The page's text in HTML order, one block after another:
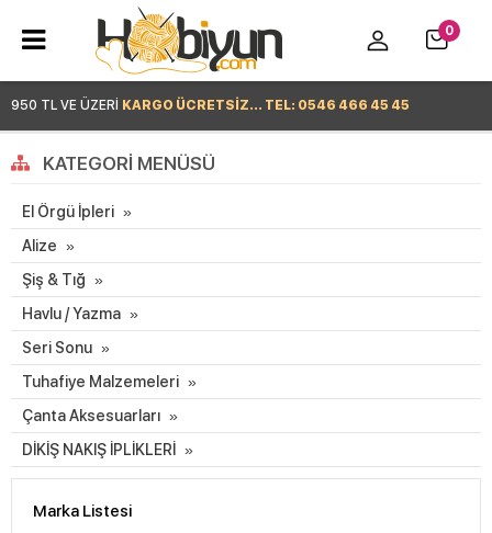
950 TL VE ÜZERİ KARGO ÜCRETSİZ... TEL: 0546 466 45 45
0
KATEGORI MENÜSÜ
El Örgü İpleri
Alize
Şiş & Tığ
Havlu / Yazma
Seri Sonu
Tuhafiye Malzemeleri
Çanta Aksesuarları
DİKİŞ NAKIŞ İPLİKLERİ
Marka Listesi